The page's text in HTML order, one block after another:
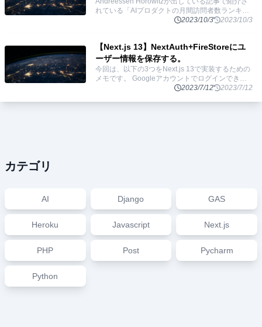
れている「AIプロダクトの月間訪問者数ランキン
グTOP50」のサービスをまとめました。 目次
2023/10/3 2023/10/3
【Next.js 13】NextAuth+FireStoreにユ
ーザー情報を保存する。
今回は、以下の3つをNext.js 13で実装するための
メモです。 Googleアカウントでログインできる
アカウント、セッション情報をFirestoreに保存す
2023/7/12 2023/7/12
カテゴリ
AI Django GAS
Heroku Javascript Next.js
PHP Post Pycharm
Python